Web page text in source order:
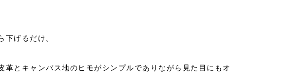
げるだけ。
とキャンバス地のヒモがシンプルでありながら見た目にもオ